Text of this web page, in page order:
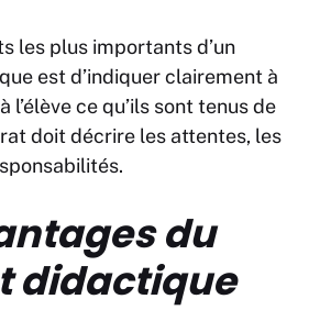
les plus importants d’un
est d’indiquer clairement à
l’élève ce qu’ils sont tenus de
doit décrire les attentes, les
du
didactique